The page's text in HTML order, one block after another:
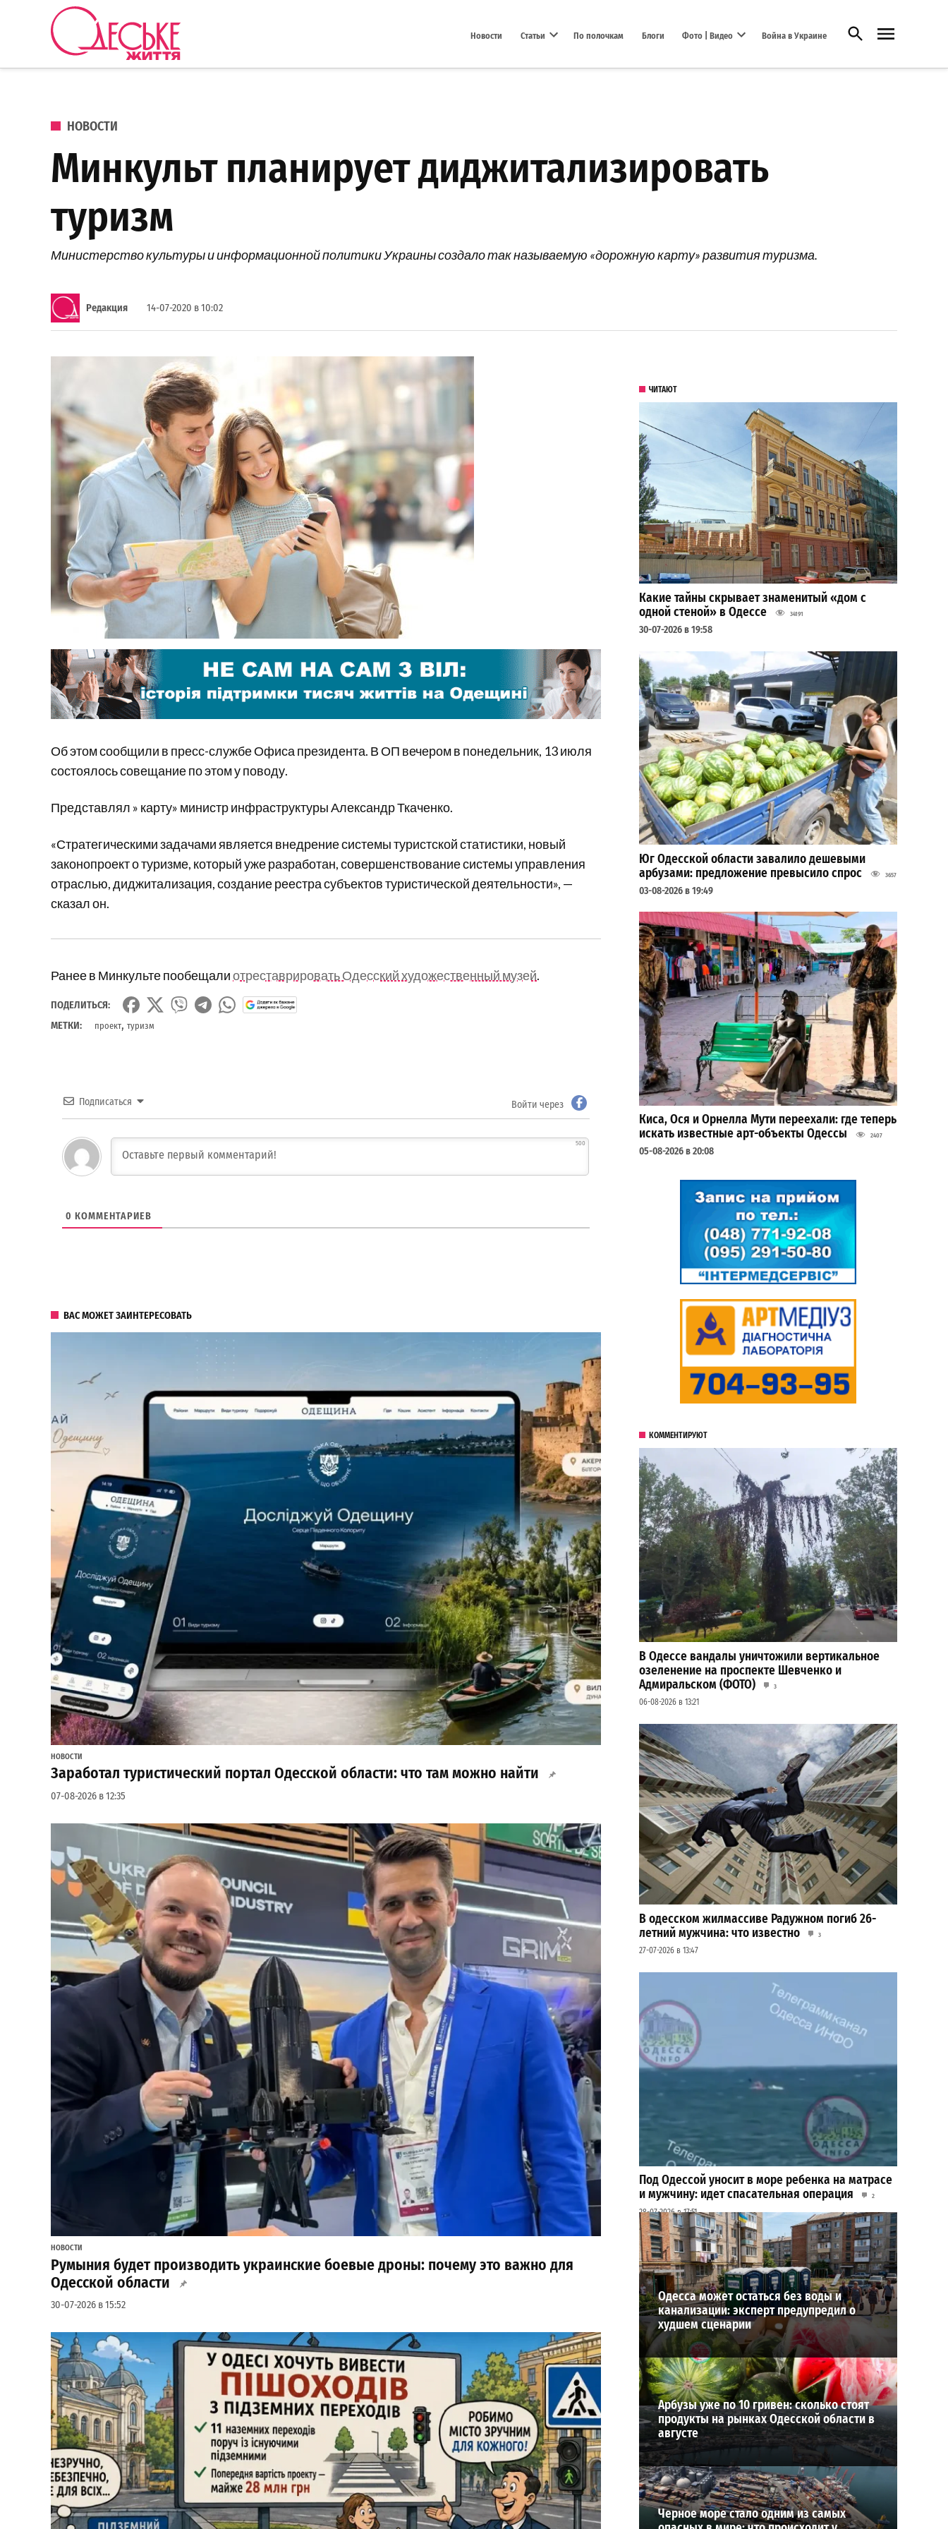
Перейти к содержанию
Новости Статьи По полочкам Блоги Фото | Видео Война в Украине Открыть поиск
ОПУБЛИКОВАНО В
НОВОСТИ
Минкульт планирует диджитализировать
туризм
Министерство культуры и информационной политики Украины создало так называемую «дорожную карту» развития туризма.
Редакция 14-07-2020 в 10:02
Об этом сообщили в пресс-службе Офиса президента. В ОП вечером в понедельник, 13 июля
состоялось совещание по этом у поводу.
Представлял » карту» министр инфраструктуры Александр Ткаченко.
«Стратегическими задачами является внедрение системы туристской статистики, новый
законопроект о туризме, который уже разработан, совершенствование системы управления
отраслью, диджитализация, создание реестра субъектов туристической деятельности», —
сказал он.
Ранее в Минкульте пообещалиотреставрировать Одесский художественный музей.
ПОДЕЛИТЬСЯ:
МЕТКИ:
проект, туризм
Подписаться Войти через
500
0 КОММЕНТАРИЕВ
ВАС МОЖЕТ ЗАИНТЕРЕСОВАТЬ
НОВОСТИ
Заработал туристический портал Одесской области: что там можно найти
07-08-2026 в 12:35
НОВОСТИ
Румыния будет производить украинские боевые дроны: почему это важно для
Одесской области
30-07-2026 в 15:52
ЧИТАЮТ
Какие тайны скрывает знаменитый «дом с
одной стеной» в Одессе
34191
30-07-2026 в 19:58
Юг Одесской области завалило дешевыми
арбузами: предложение превысило спрос
3657
03-08-2026 в 19:49
Киса, Ося и Орнелла Мути переехали: где теперь
искать известные арт-объекты Одессы
2407
05-08-2026 в 20:08
КОММЕНТИРУЮТ
В Одессе вандалы уничтожили вертикальное
озеленение на проспекте Шевченко и
Адмиральском (ФОТО)
3
06-08-2026 в 13:21
В одесском жилмассиве Радужном погиб 26-
летний мужчина: что известно
3
27-07-2026 в 13:47
Под Одессой уносит в море ребенка на матрасе
и мужчину: идет спасательная операция
2
28-07-2026 в 17:51
ВИБОР РЕДАКЦИИ
Одесса может остаться без воды и
канализации: эксперт предупредил о
худшем сценарии
Арбузы уже по 10 гривен: сколько стоят
продукты на рынках Одесской области в
августе
Черное море стало одним из самых